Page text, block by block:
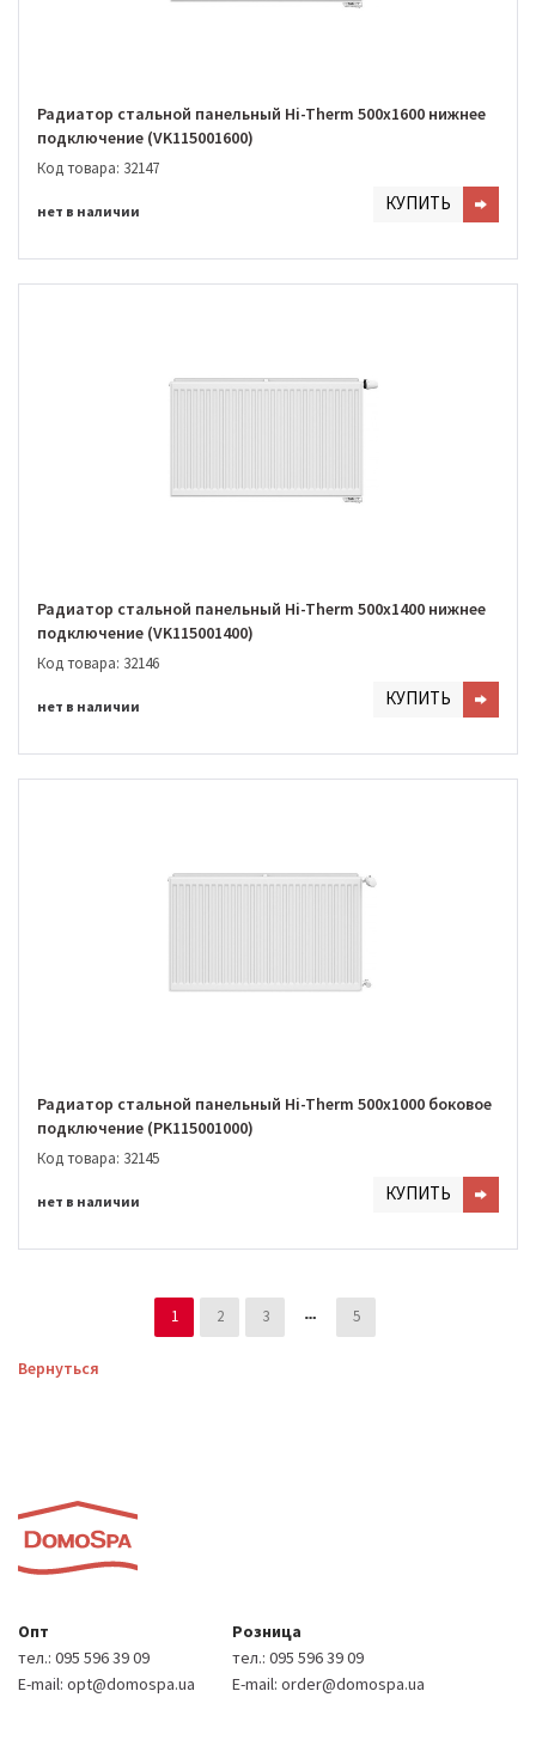
Радиатор стальной панельный Hi-Therm 500х1600 нижнее
подключение (VK115001600)
Код товара: 32147
нет в наличии КУПИТЬ
Радиатор стальной панельный Hi-Therm 500х1400 нижнее
подключение (VK115001400)
Код товара: 32146
нет в наличии КУПИТЬ
Радиатор стальной панельный Hi-Therm 500х1000 боковое
подключение (PK115001000)
Код товара: 32145
нет в наличии КУПИТЬ
1 2 3 5
Вернуться
Опт
тел.: 095 596 39 09
E-mail: opt@domospa.ua
Розница
тел.: 095 596 39 09
E-mail: order@domospa.ua